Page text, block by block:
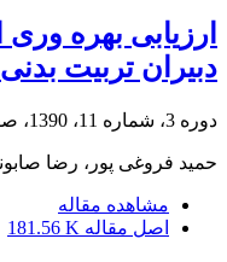
ارزیابی بهره
دبیران تربیت
دوره 3، شماره 11، 1390، صفحه
حمید فروغی پور، رضا
مشاهده مقاله
اصل مقاله 181.56 K